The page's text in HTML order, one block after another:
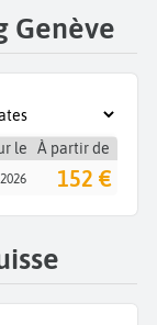
Genève
le À partir de
152 €